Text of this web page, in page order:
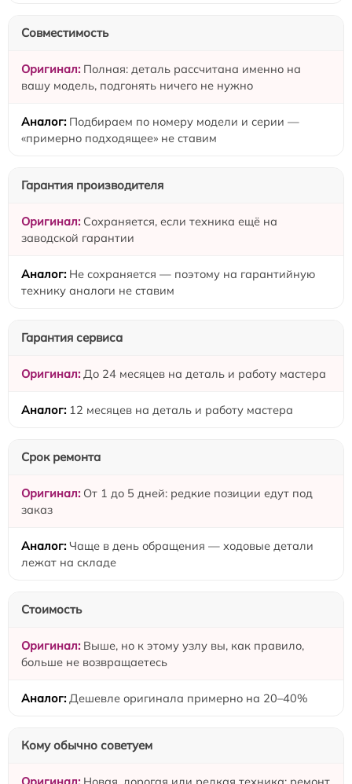
Совместимость
Полная: деталь рассчитана именно на
вашу модель, подгонять ничего не нужно
Подбираем по номеру модели и серии —
«примерно подходящее» не ставим
Гарантия производителя
Сохраняется, если техника ещё на
заводской гарантии
Не сохраняется — поэтому на гарантийную
технику аналоги не ставим
Гарантия сервиса
До 24 месяцев на деталь и работу мастера
12 месяцев на деталь и работу мастера
Срок ремонта
От 1 до 5 дней: редкие позиции едут под
заказ
Чаще в день обращения — ходовые детали
лежат на складе
Стоимость
Выше, но к этому узлу вы, как правило,
больше не возвращаетесь
Дешевле оригинала примерно на 20–40%
Кому обычно советуем